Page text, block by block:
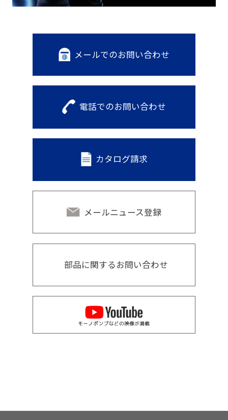
メールでのお問い合わせ
電話でのお問い合わせ
カタログ請求
メールニュース登録
部品に関するお問い合わせ